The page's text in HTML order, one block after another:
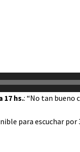
17 hs.: “No tan bueno
para escuchar por